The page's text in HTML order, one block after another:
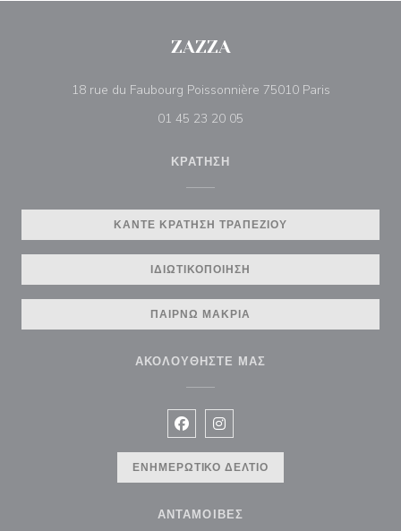
ZAZZA
18 rue du Faubourg Poissonnière 75010 Paris((ανοίγει
01 45 23 20 05
ΚΡΆΤΗΣΗ
ΚΆΝΤΕ ΚΡΆΤΗΣΗ ΤΡΑΠΕΖΙΟΎ
ΙΔΙΩΤΙΚΟΠΟΊΗΣΗ
ΠΑΊΡΝΩ ΜΑΚΡΙΆ
ΑΚΟΛΟΥΘΉΣΤΕ ΜΑΣ
Facebook ((ανοίγει σε νέο
Instagram ((ανοίγει σε νέο
ΕΝΗΜΕΡΩΤΙΚΌ ΔΕΛΤΊΟ
ΑΝΤΑΜΟΙΒΈΣ